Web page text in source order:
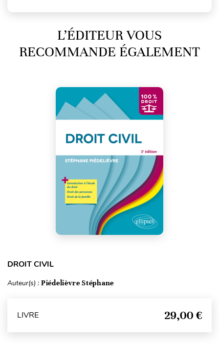
L’ÉDITEUR VOUS
RECOMMANDE ÉGALEMENT
DROIT CIVIL
Auteur(s) : Piédelièvre Stéphane
LIVRE 29,00 €